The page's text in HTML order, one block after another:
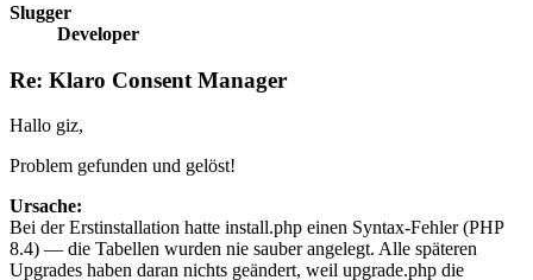
Slugger
Developer
Re: Klaro Consent Manager
Hallo giz,
Problem gefunden und gelöst!
Ursache:
Bei der Erstinstallation hatte install.php einen Syntax-Fehler (PHP
8.4) — die Tabellen wurden nie sauber angelegt. Alle späteren
Upgrades haben daran nichts geändert, weil upgrade.php die